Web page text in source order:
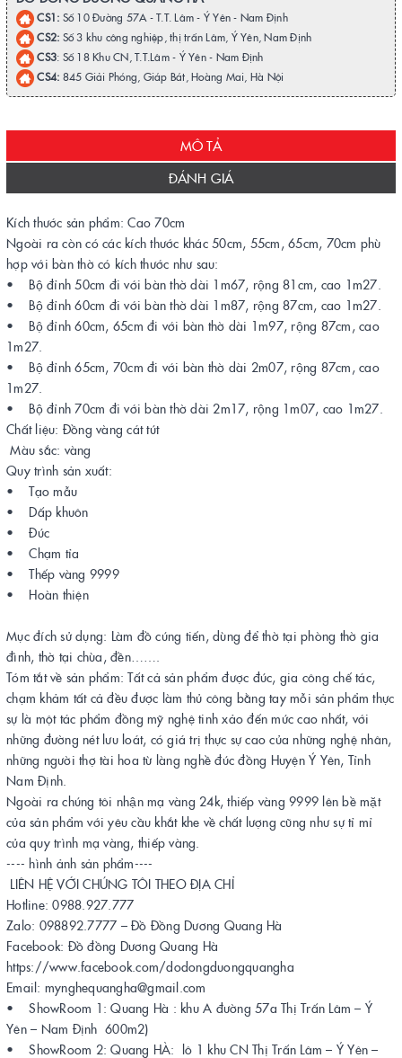
CS1: Số 10 Đường 57A - T.T. Lâm - Ý Yên - Nam Định
CS2: Số 3 khu công nghiệp, thị trấn Lâm, Ý Yên, Nam Định
CS3: Số 18 Khu CN, T.T.Lâm - Ý Yên - Nam Định
CS4: 845 Giải Phóng, Giáp Bát, Hoàng Mai, Hà Nội
MÔ TẢ
ĐÁNH GIÁ
Kích thước sản phẩm: Cao 70cm
Ngoài ra còn có các kích thước khác 50cm, 55cm, 65cm, 70cm phù
hợp với bàn thờ có kích thước như sau:
• Bộ đỉnh 50cm đi với bàn thờ dài 1m67, rộng 81cm, cao 1m27.
• Bộ đỉnh 60cm đi với bàn thờ dài 1m87, rộng 87cm, cao 1m27.
• Bộ đỉnh 60cm, 65cm đi với bàn thờ dài 1m97, rộng 87cm, cao
1m27.
• Bộ đỉnh 65cm, 70cm đi với bàn thờ dài 2m07, rộng 87cm, cao
1m27.
• Bộ đỉnh 70cm đi với bàn thờ dài 2m17, rộng 1m07, cao 1m27.
Chất liệu: Đồng vàng cát tút
Màu sắc: vàng
Quy trình sản xuất:
• Tạo mẫu
• Dấp khuôn
• Đúc
• Chạm tỉa
• Thếp vàng 9999
• Hoàn thiện
Mục đích sử dụng: Làm đồ cúng tiến, dùng để thờ tại phòng thờ gia
đình, thờ tại chùa, đền…….
Tóm tắt về sản phẩm: Tất cả sản phẩm được đúc, gia công chế tác,
chạm khảm tất cả đều được làm thủ công bằng tay mỗi sản phẩm thực
sự là một tác phẩm đồng mỹ nghệ tinh xảo đến mức cao nhất, với
những đường nét lưu loát, có giá trị thực sự cao của những nghệ nhân,
những người thợ tài hoa từ làng nghề đúc đồng Huyện Ý Yên, Tỉnh
Nam Định.
Ngoài ra chúng tôi nhận mạ vàng 24k, thiếp vàng 9999 lên bề mặt
của sản phẩm với yêu cầu khắt khe về chất lượng cũng như sự tỉ mỉ
của quy trình mạ vàng, thiếp vàng.
---- hình ảnh sản phẩm----
LIÊN HỆ VỚI CHÚNG TÔI THEO ĐỊA CHỈ
Hotline: 0988.927.777
Zalo: 098892.7777 – Đồ Đồng Dương Quang Hà
Facebook: Đồ đồng Dương Quang Hà
https://www.facebook.com/dodongduongquangha
Email: mynghequangha@gmail.com
• ShowRoom 1: Quang Hà : khu A đường 57a Thị Trấn Lâm – Ý
Yên – Nam Định 600m2)
• ShowRoom 2: Quang HÀ: lô 1 khu CN Thị Trấn Lâm – Ý Yên –